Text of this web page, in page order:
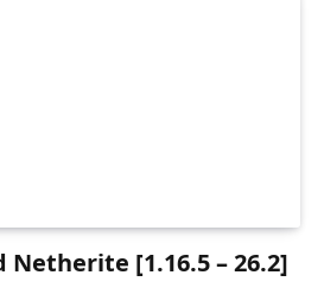
Netherite [1.16.5 – 26.2]